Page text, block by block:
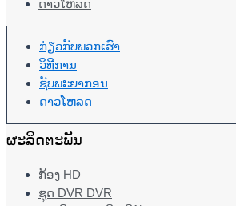
ດາວໂຫລດ
ກ່ຽວກັບພວກເຮົາ
ວິທີການ
ຊັບພະຍາກອນ
ດາວໂຫລດ
ຜະລິດຕະພັນ
ກ້ອງ HD
ຊຸດ DVR DVR